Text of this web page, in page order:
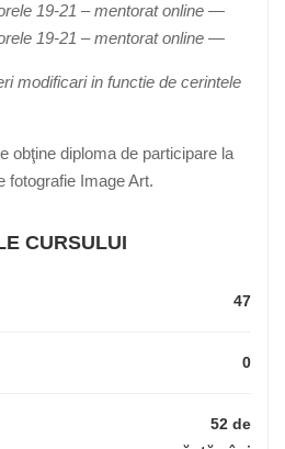
19-21 – mentorat online —
19-21 – mentorat online —
modificari in functie de cerintele
obţine diploma de participare la
fotografie Image Art.
CURSULUI
47
0
52 de